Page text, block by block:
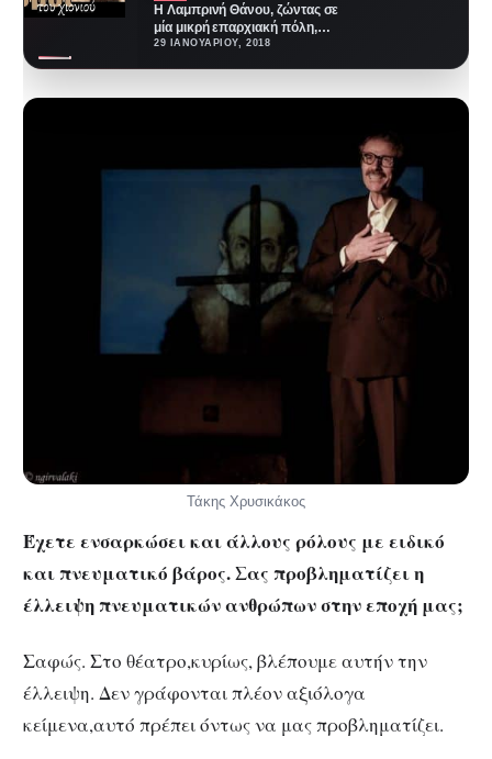
Η Λαμπρινή Θάνου, ζώντας σε
μία μικρή επαρχιακή πόλη,
μεγάλωσε «παίζοντας» ρόλους
29 ΙΑΝΟΥΑΡΊΟΥ, 2018
Τάκης Χρυσικάκος
Έχετε ενσαρκώσει και άλλους ρόλους με ειδικό
και πνευματικό βάρος. Σας προβληματίζει η
έλλειψη πνευματικών ανθρώπων στην εποχή μας;
Σαφώς. Στο θέατρο,κυρίως, βλέπουμε αυτήν την
έλλειψη. Δεν γράφονται πλέον αξιόλογα
κείμενα,αυτό πρέπει όντως να μας προβληματίζει.